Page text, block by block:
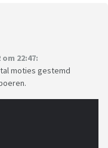
22:47:
moties gestemd